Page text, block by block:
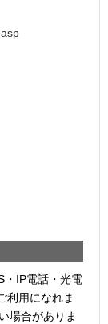
・IP電話・光電
利用になれま
場合がありま